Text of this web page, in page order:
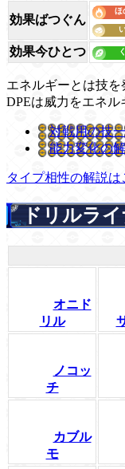
効果ばつぐん
効果今ひとつ
エネルギーとは技を
DPEは威力をエネル
対戦用の技
能力変化の
タイプ相性の解説は
ドリルラ
オニド
リル
ノコッ
チ
カブル
モ